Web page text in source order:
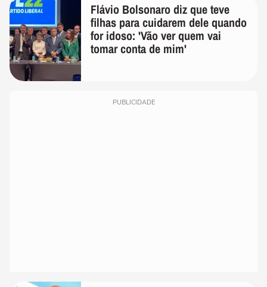
Flávio Bolsonaro diz que teve
filhas para cuidarem dele quando
for idoso: 'Vão ver quem vai
tomar conta de mim'
PUBLICIDADE